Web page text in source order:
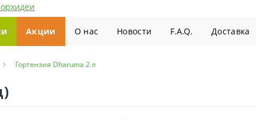
Акции О нас Новости F.A.Q. Доставка
Гортензия Dharuma 2 л